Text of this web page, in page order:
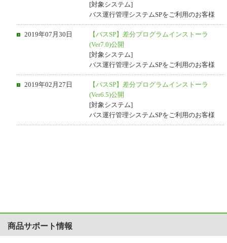
[対象システム]
バス運行管理システムSPをご利用のお客様
2019年07月30日
【バスSP】差分プログラムインストーラ
(Ver7.0)公開
[対象システム]
バス運行管理システムSPをご利用のお客様
2019年02月27日
【バスSP】差分プログラムインストーラ
(Ver6.5)公開
[対象システム]
バス運行管理システムSPをご利用のお客様
商品サポート情報